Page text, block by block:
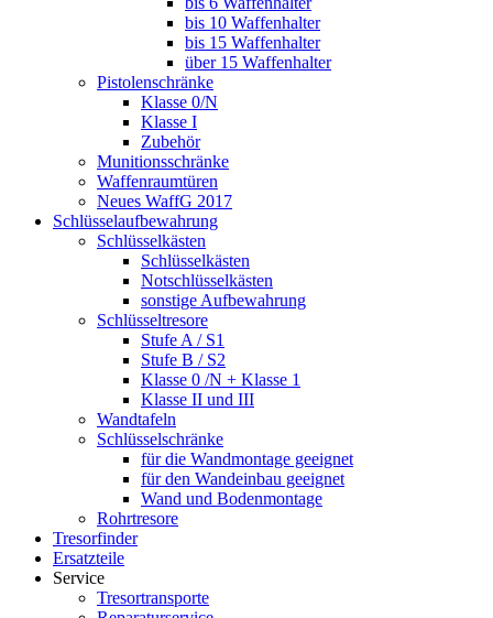
bis 10 Waffenhalter
bis 15 Waffenhalter
über 15 Waffenhalter
Pistolenschränke
Klasse 0/N
Klasse I
Zubehör
Munitionsschränke
Waffenraumtüren
Neues WaffG 2017
Schlüsselaufbewahrung
Schlüsselkästen
Schlüsselkästen
Notschlüsselkästen
sonstige Aufbewahrung
Schlüsseltresore
Stufe A / S1
Stufe B / S2
Klasse 0 /N + Klasse 1
Klasse II und III
Wandtafeln
Schlüsselschränke
für die Wandmontage geeignet
für den Wandeinbau geeignet
Wand und Bodenmontage
Rohrtresore
Tresorfinder
Ersatzteile
Service
Tresortransporte